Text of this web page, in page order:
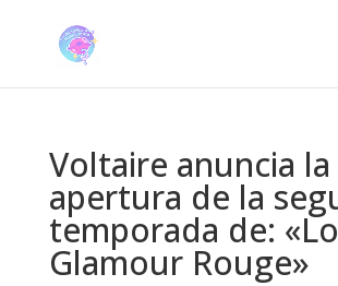
Voltaire anuncia la
apertura de la
temporada de:
Glamour Rouge»